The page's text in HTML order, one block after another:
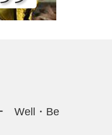
Well・Be